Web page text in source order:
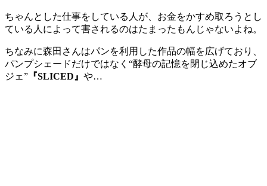
ちゃんとした仕事をしている人が、お金をかすめ取ろうとし
ている人によって害されるのはたまったもんじゃないよね。
ちなみに森田さんはパンを利用した作品の幅を広げており、
パンプシェードだけではなく“酵母の記憶を閉じ込めたオブ
ジェ” 『SLICED』 や…